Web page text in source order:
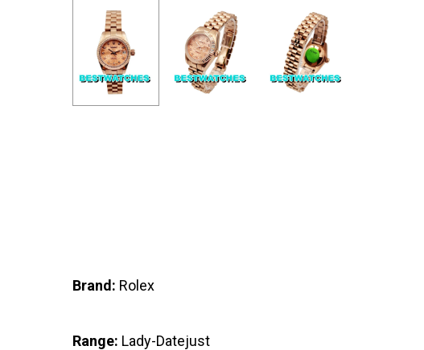
Brand: Rolex
Range: Lady-Datejust